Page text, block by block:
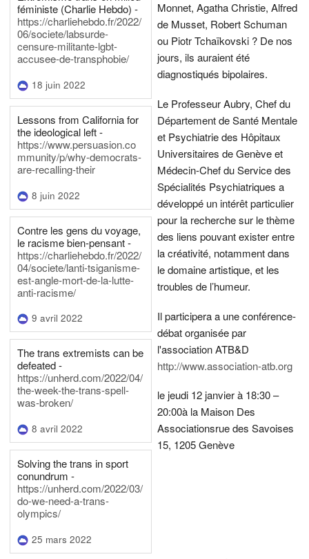
féministe (Charlie Hebdo) -
https://charliehebdo.fr/2022/
06/societe/labsurde-
censure-militante-lgbt-
accusee-de-transphobie/
18 juin 2022
Lessons from California for
the ideological left -
https://www.persuasion.co
mmunity/p/why-democrats-
are-recalling-their
8 juin 2022
Contre les gens du voyage,
le racisme bien-pensant -
https://charliehebdo.fr/2022/
04/societe/lanti-tsiganisme-
est-angle-mort-de-la-lutte-
anti-racisme/
9 avril 2022
The trans extremists can be
defeated -
https://unherd.com/2022/04/
the-week-the-trans-spell-
was-broken/
8 avril 2022
Solving the trans in sport
conundrum -
https://unherd.com/2022/03/
do-we-need-a-trans-
olympics/
25 mars 2022
Monnet, Agatha Christie, Alfred
de Musset, Robert Schuman
ou Piotr Tchaïkovski ? De nos
jours, ils auraient été
diagnostiqués bipolaires.
Le Professeur Aubry, Chef du
Département de Santé Mentale
et Psychiatrie des Hôpitaux
Universitaires de Genève et
Médecin-Chef du Service des
Spécialités Psychiatriques a
développé un intérêt particulier
pour la recherche sur le thème
des liens pouvant exister entre
la créativité, notamment dans
le domaine artistique, et les
troubles de l’humeur.
Il participera a une conférence-
débat organisée par
l'association ATB&D
http://www.association-atb.org
le jeudi 12 janvier à 18:30 –
20:00à la Maison Des
Associationsrue des Savoises
15, 1205 Genève